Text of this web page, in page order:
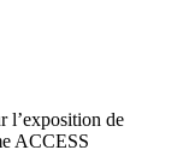
l’exposition de
ACCESS